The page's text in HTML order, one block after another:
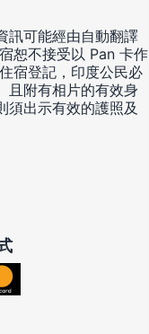
訊可能經由自動翻譯
恕不接受以 Pan 卡作
宿登記，印度公民必
且附有相片的有效身
須出示有效的護照及